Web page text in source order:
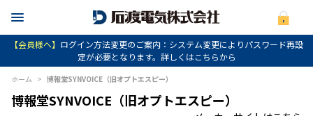
【会員様へ】 ログイン方法変更のご案内：システム変更によりパスワード再設
定が必要となります。詳しくはこちらから
ホーム > 博報堂SYNVOICE（旧オプトエスピー）
博報堂SYNVOICE（旧オプトエスピー）